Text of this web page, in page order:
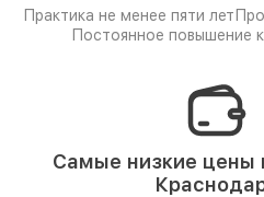
Практика не менее пяти лет
Постоянное повышение
Самые низкие цены